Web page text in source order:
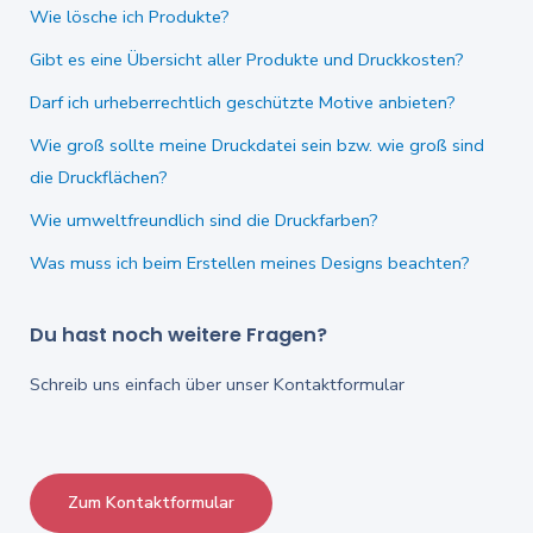
Wie lösche ich Produkte?
Gibt es eine Übersicht aller Produkte und Druckkosten?
Darf ich urheberrechtlich geschützte Motive anbieten?
Wie groß sollte meine Druckdatei sein bzw. wie groß sind
die Druckflächen?
Wie umweltfreundlich sind die Druckfarben?
Was muss ich beim Erstellen meines Designs beachten?
Du hast noch weitere Fragen?
Schreib uns einfach über unser Kontaktformular
Zum Kontaktformular